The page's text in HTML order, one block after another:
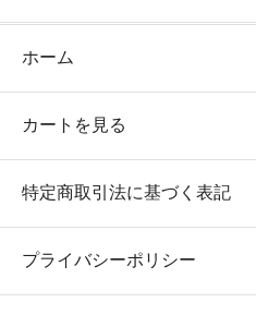
ホーム
カートを見る
特定商取引法に基づく表記
プライバシーポリシー